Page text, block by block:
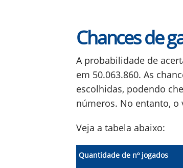
Chances de
A probabilidade de
em 50.063.860. As
escolhidas, podendo
números. No entanto,
Veja a tabela abaixo:
Quantidade de nº jogados